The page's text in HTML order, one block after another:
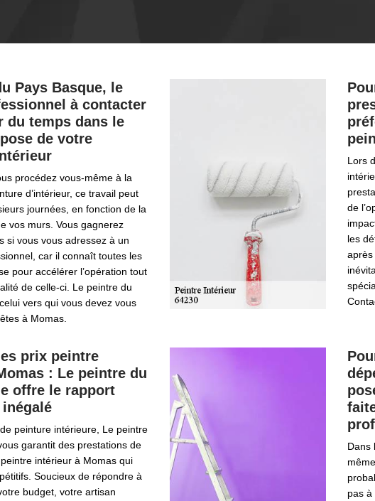
Pays Basque, le
à contacter
du temps dans le
de votre
procédez vous-même à la
d’intérieur, ce travail peut
journées, en fonction de la
vos murs. Vous gagnerez
si vous vous adressez à un
car il connaît toutes les
pour accélérer l’opération tout
de celle-ci. Le peintre du
vers qui vous devez vous
à Momas.
Lors
de
les
après
prix peintre
: Le peintre du
offre le rapport
peinture intérieure, Le peintre
garantit des prestations de
intérieur à Momas qui
Soucieux de répondre à
budget, votre artisan
Dans
pas à